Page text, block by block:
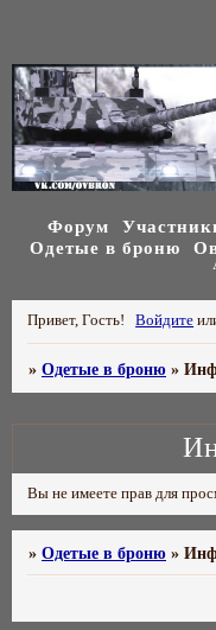
Форум
Одетые в броню
Привет, Гость! Войдите
»Одетые в броню »
Вы не имеете прав для
»Одетые в броню »